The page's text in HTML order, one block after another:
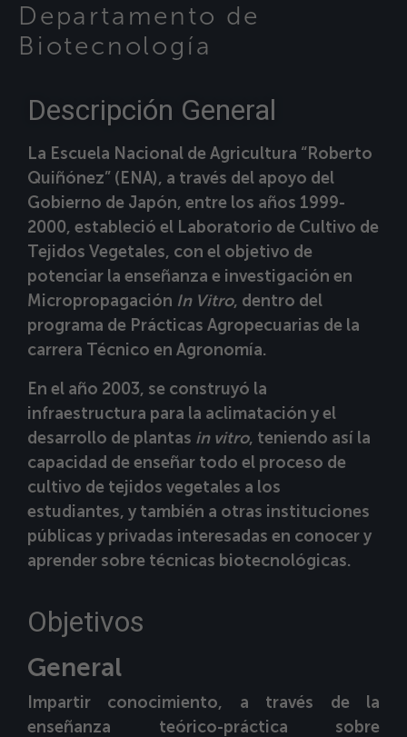
Departamento de
Biotecnología
Descripción General
La Escuela Nacional de Agricultura “Roberto
Quiñónez” (ENA), a través del apoyo del
Gobierno de Japón, entre los años 1999-
2000, estableció el Laboratorio de Cultivo de
Tejidos Vegetales, con el objetivo de
potenciar la enseñanza e investigación en
Micropropagación In Vitro, dentro del
programa de Prácticas Agropecuarias de la
carrera Técnico en Agronomía.
En el año 2003, se construyó la
infraestructura para la aclimatación y el
desarrollo de plantas in vitro, teniendo así la
capacidad de enseñar todo el proceso de
cultivo de tejidos vegetales a los
estudiantes, y también a otras instituciones
públicas y privadas interesadas en conocer y
aprender sobre técnicas biotecnológicas.
Objetivos
General
Impartir conocimiento, a través de la
enseñanza teórico-práctica sobre